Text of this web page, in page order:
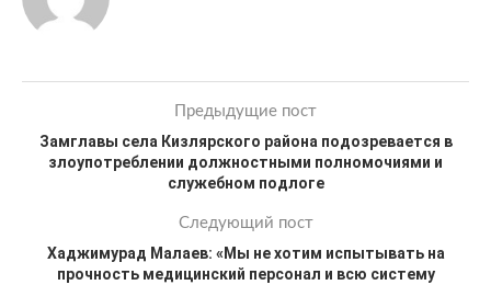
Предыдущие пост
Замглавы села Кизлярского района подозревается в
злоупотреблении должностными полномочиями и
служебном подлоге
Следующий пост
Хаджимурад Малаев: «Мы не хотим испытывать на
прочность медицинский персонал и всю систему